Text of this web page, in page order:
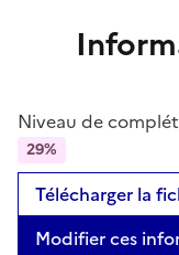
Niveau de
29%
Télécharger la
Modifier ces